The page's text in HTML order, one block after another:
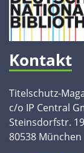
Kontakt
Titelschutz-
c/o IP Central
Steinsdorfstr. 19
80538 München